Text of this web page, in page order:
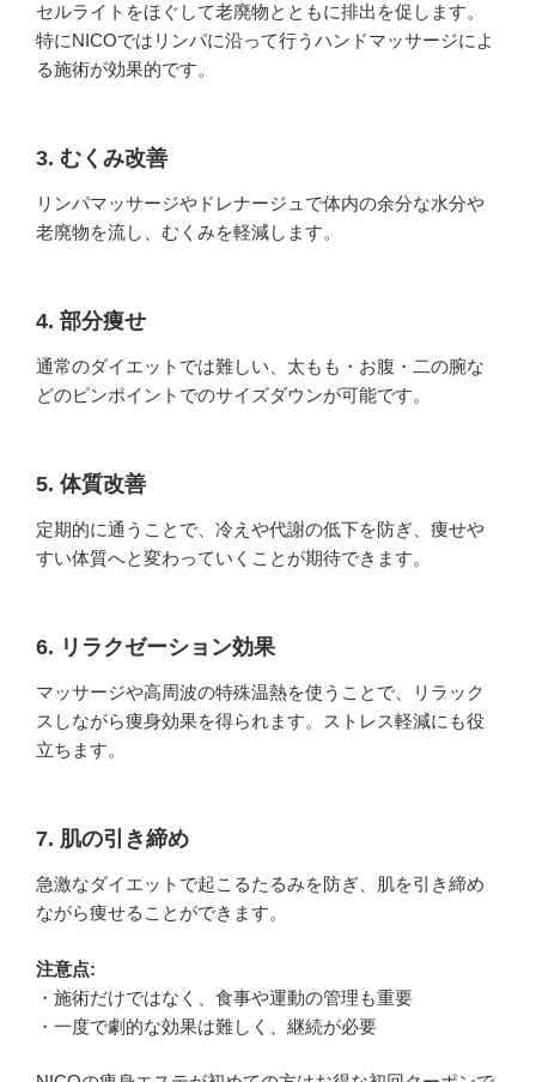
セルライトをほぐして老廃物とともに排出を促します。
特にNICOではリンパに沿って行うハンドマッサージによ
る施術が効果的です。
3. むくみ改善
リンパマッサージやドレナージュで体内の余分な水分や
老廃物を流し、むくみを軽減します。
4. 部分痩せ
通常のダイエットでは難しい、太もも・お腹・二の腕な
どのピンポイントでのサイズダウンが可能です。
5. 体質改善
定期的に通うことで、冷えや代謝の低下を防ぎ、痩せや
すい体質へと変わっていくことが期待できます。
6. リラクゼーション効果
マッサージや高周波の特殊温熱を使うことで、リラック
スしながら痩身効果を得られます。ストレス軽減にも役
立ちます。
7. 肌の引き締め
急激なダイエットで起こるたるみを防ぎ、肌を引き締め
ながら痩せることができます。
注意点:
・施術だけではなく、食事や運動の管理も重要
・一度で劇的な効果は難しく、継続が必要